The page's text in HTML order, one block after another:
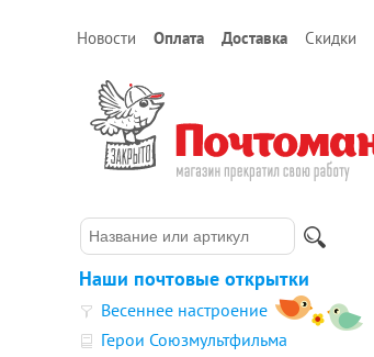
Новости Оплата Доставка Скидки
Наши почтовые открытки
Весеннее настроение
Герои Союзмультфильма